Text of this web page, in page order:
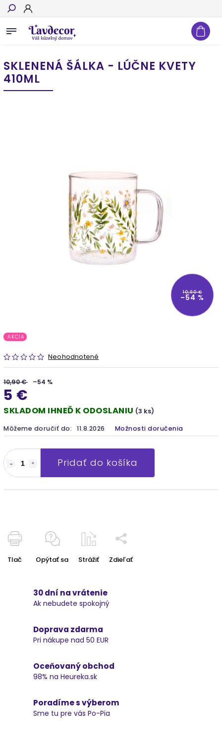
Hľadať
SKLENENÁ ŠÁLKA - LÚČNE KVETY
410ML
10,90 €
–54 %
AKCIA
Neohodnotené
10,90 € –54 %
5 €
SKLADOM IHNEĎ K ODOSLANIU (3 ks)
Môžeme doručiť do: 11.8.2026 Možnosti doručenia
Pridať do košíka
Tlač Opýtať sa Strážiť Zdieľať
30 dní na vrátenie
Ak nebudete spokojný
Doprava zdarma
Pri nákupe nad 50 EUR
Oceňovaný obchod
98% na Heureka.sk
Poradíme s výberom
Sme tu pre vás Po-Pia